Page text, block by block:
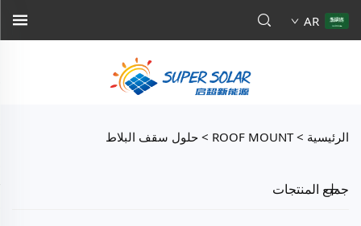
AR
الرئيسية > ROOF MOUNT
> حلول سقف البلاط
جميع المنتجات